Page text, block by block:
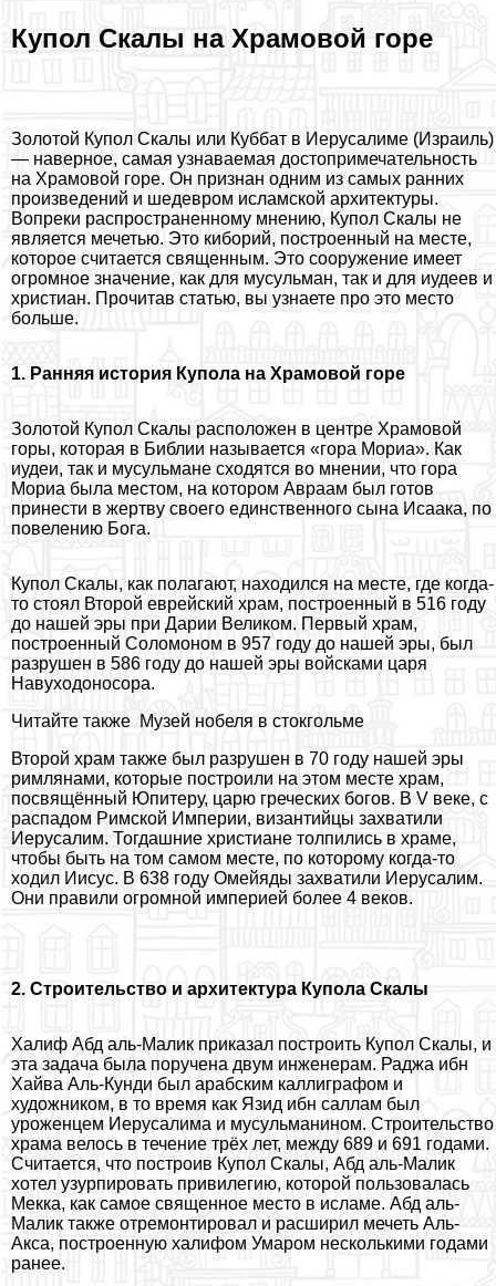
Купол Скалы на Храмовой горе
Золотой Купол Скалы или Куббат в Иерусалиме (Израиль)
— наверное, самая узнаваемая достопримечательность
на Храмовой горе. Он признан одним из самых ранних
произведений и шедевром исламской архитектуры.
Вопреки распространенному мнению, Купол Скалы не
является мечетью. Это киборий, построенный на месте,
которое считается священным. Это сооружение имеет
огромное значение, как для мусульман, так и для иудеев и
христиан. Прочитав статью, вы узнаете про это место
больше.
1. Ранняя история Купола на Храмовой горе
Золотой Купол Скалы расположен в центре Храмовой
горы, которая в Библии называется «гора Мориа». Как
иудеи, так и мусульмане сходятся во мнении, что гора
Мориа была местом, на котором Авраам был готов
принести в жертву своего единственного сына Исаака, по
повелению Бога.
Купол Скалы, как полагают, находился на месте, где когда-
то стоял Второй еврейский храм, построенный в 516 году
до нашей эры при Дарии Великом. Первый храм,
построенный Соломоном в 957 году до нашей эры, был
разрушен в 586 году до нашей эры войсками царя
Навуходоносора.
Читайте также Музей нобеля в стокгольме
Второй храм также был разрушен в 70 году нашей эры
римлянами, которые построили на этом месте храм,
посвящённый Юпитеру, царю греческих богов. В V веке, с
распадом Римской Империи, византийцы захватили
Иерусалим. Тогдашние христиане толпились в храме,
чтобы быть на том самом месте, по которому когда-то
ходил Иисус. В 638 году Омейяды захватили Иерусалим.
Они правили огромной империей более 4 веков.
2. Строительство и архитектура Купола Скалы
Халиф Абд аль-Малик приказал построить Купол Скалы, и
эта задача была поручена двум инженерам. Раджа ибн
Хайва Аль-Кунди был арабским каллиграфом и
художником, в то время как Язид ибн саллам был
уроженцем Иерусалима и мусульманином. Строительство
храма велось в течение трёх лет, между 689 и 691 годами.
Считается, что построив Купол Скалы, Абд аль-Малик
хотел узурпировать привилегию, которой пользовалась
Мекка, как самое священное место в исламе. Абд аль-
Малик также отремонтировал и расширил мечеть Аль-
Акса, построенную халифом Умаром несколькими годами
ранее.